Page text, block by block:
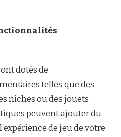
dotés de
telles que des
niches ou des jouets
peuvent ajouter du
de jeu de votre